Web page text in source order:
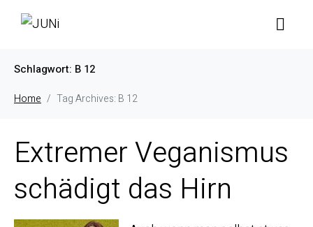
Schlagwort: B 12
Home Tag Archives: B 12
Extremer Veganismus
schädigt das Hirn